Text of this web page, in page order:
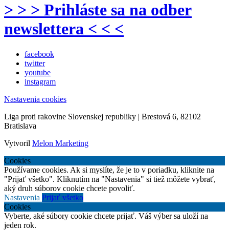
> > > Prihláste sa na odber
newslettera < < <
facebook
twitter
youtube
instagram
Nastavenia cookies
Liga proti rakovine Slovenskej republiky | Brestová 6, 82102
Bratislava
Vytvoril Melon Marketing
Cookies
Používame cookies. Ak si myslíte, že je to v poriadku, kliknite na
"Prijať všetko". Kliknutím na "Nastavenia" si tiež môžete vybrať,
aký druh súborov cookie chcete povoliť.
Nastavenia Prijať všetko
Cookies
Vyberte, aké súbory cookie chcete prijať. Váš výber sa uloží na
jeden rok.